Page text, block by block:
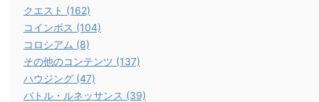
クエスト (162)
コインボス (104)
コロシアム (8)
その他のコンテンツ (137)
ハウジング (47)
バトル・ルネッサンス (39)